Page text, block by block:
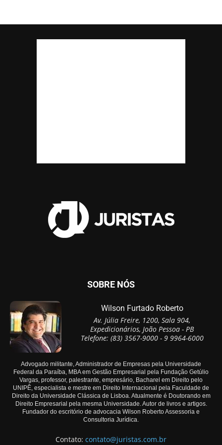
SOBRE NÓS
Wilson Furtado Roberto
Av. Júlia Freire, 1200, Sala 904,
Expedicionários, João Pessoa - PB
Telefone: (83) 3567-9000 - 9 9964-6000
Advogado militante, Administrador de Empresas pela Universidade
Federal da Paraíba, MBA em Gestão Empresarial pela Fundação Getúlio
Vargas, professor, palestrante, empresário, Bacharel em Direito pelo
UNIPÊ, especialista e mestre em Direito Internacional pela Faculdade de
Direito da Universidade Clássica de Lisboa. Atualmente é Doutorando em
Direito Empresarial pela mesma Universidade. Autor de livros e artigos.
Fundador do escritório de advocacia Wilson Roberto Assessoria e
Consultoria Jurídica.
Contato: contato@juristas.com.br